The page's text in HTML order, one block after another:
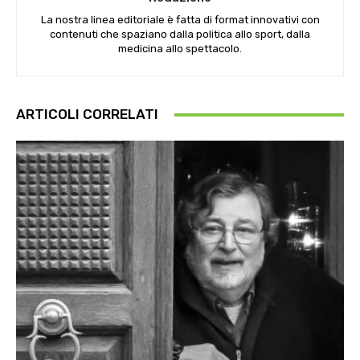
La nostra linea editoriale è fatta di format innovativi con
contenuti che spaziano dalla politica allo sport, dalla
medicina allo spettacolo.
ARTICOLI CORRELATI